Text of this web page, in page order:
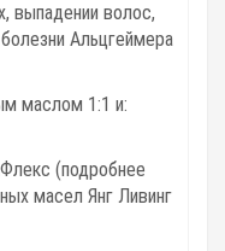
выпадении волос,
Альцгеймера
маслом 1:1 и:
(подробнее
масел Янг Ливинг